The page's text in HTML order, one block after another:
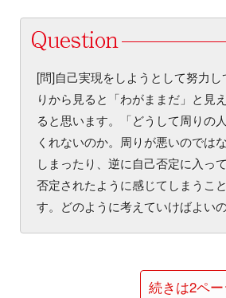
[問]自己実現をしようとして努力
りから見ると「わがままだ」と見
ると思います。「どうして周りの
くれないのか。周りが悪いのでは
しまったり、逆に自己否定に入っ
否定されたように感じてしまうこ
す。どのように考えていけばよいの
続きは2ペ